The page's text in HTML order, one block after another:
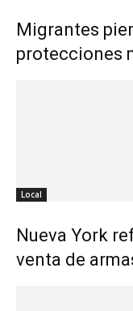
Migrantes
protecciones
Local
Nueva York
venta de